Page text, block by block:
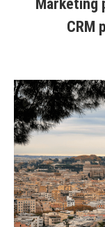
Marketing
CRM